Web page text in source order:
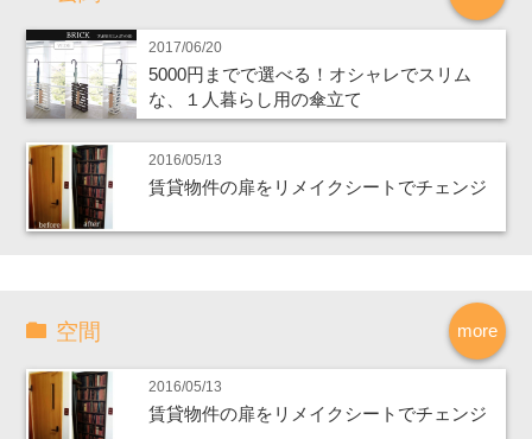
2017/06/20
5000円までで選べる！オシャレでスリム
な、１人暮らし用の傘立て
2016/05/13
賃貸物件の扉をリメイクシートでチェンジ
more
空間
2016/05/13
賃貸物件の扉をリメイクシートでチェンジ